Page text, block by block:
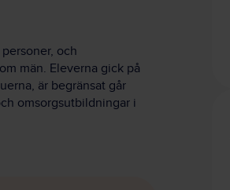
och
män. Eleverna gick på
är begränsat går
omsorgsutbildningar i